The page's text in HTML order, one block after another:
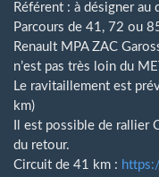
Référent : à désigner au
Parcours de 41, 72 ou
Renault MPA ZAC
n’est pas très loin du
Le ravitaillement est
km)
Il est possible de rallier
du retour.
Circuit de 41 km :